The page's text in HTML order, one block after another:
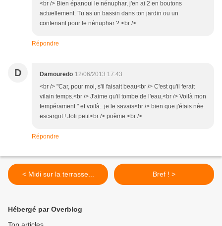
<br /> Bien épanoui le nénuphar, j'en ai 2 en boutons
actuellement. Tu as un bassin dans ton jardin ou un
contenant pour le nénuphar ? <br />
Répondre
D Damouredo 12/06/2013 17:43
<br /> "Car, pour moi, s'il faisait beau<br /> C'est qu'il ferait
vilain temps.<br /> J'aime qu'il tombe de l'eau,<br /> Voilà mon
tempérament." et voilà...je le savais<br /> bien que j'étais née
escargot ! Joli petit<br /> poème.<br />
Répondre
< Midi sur la terrasse... Bref ! >
Hébergé par Overblog